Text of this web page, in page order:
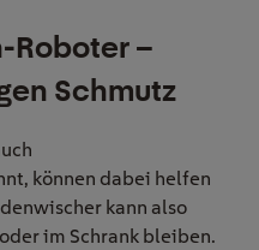
Roboter –
Schmutz
können dabei helfen
kann also
im Schrank bleiben.